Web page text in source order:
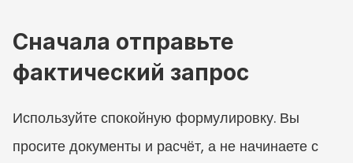
Сначала отправьте
фактический запрос
Используйте спокойную формулировку. Вы
просите документы и расчёт, а не начинаете с